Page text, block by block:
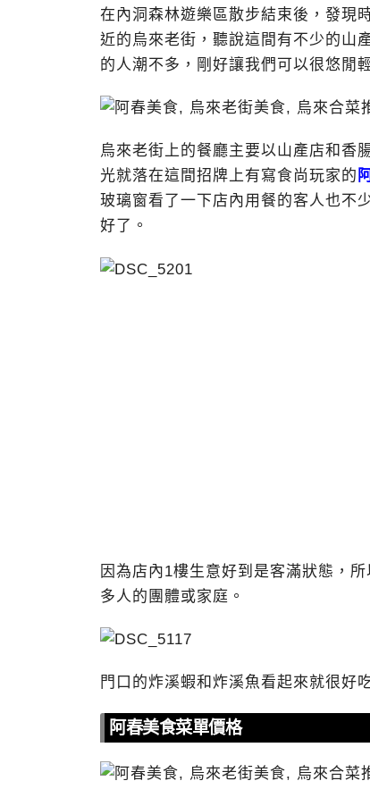
在內洞森林遊樂區散步結束後，發現
近的烏來老街，聽說這間有不少的山
的人潮不多，剛好讓我們可以很悠閒
烏來老街上的餐廳主要以山產店和香
光就落在這間招牌上有寫食尚玩家的
玻璃窗看了一下店內用餐的客人也不
好了。
因為店內1樓生意好到是客滿狀態，
多人的團體或家庭。
門口的炸溪蝦和炸溪魚看起來就很好
阿春美食菜單價格